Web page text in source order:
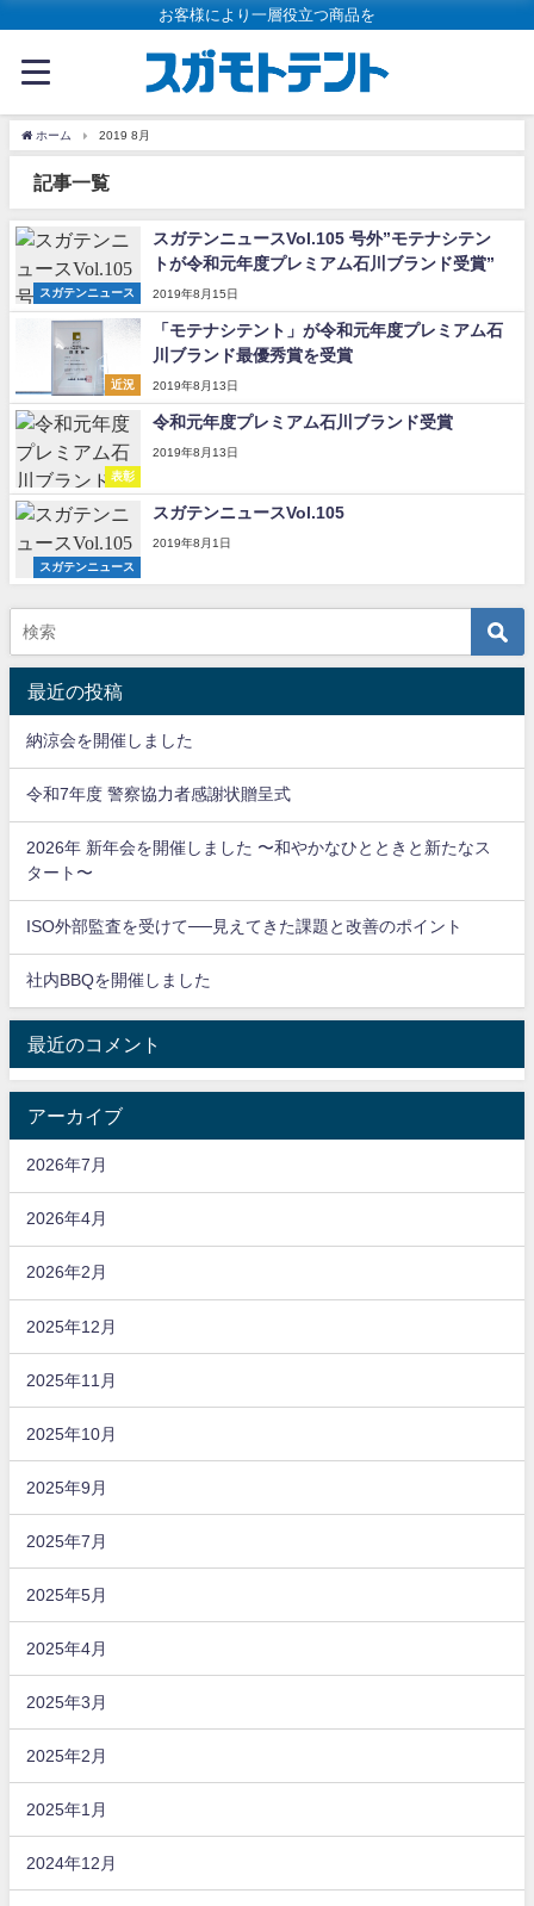
お客様により一層役立つ商品を
ホーム 2019 8月
記事一覧
スガテンニュース
スガテンニュースVol.105 号外”モテナシテン
トが令和元年度プレミアム石川ブランド受賞”
2019年8月15日
近況
「モテナシテント」が令和元年度プレミアム石
川ブランド最優秀賞を受賞
2019年8月13日
表彰
令和元年度プレミアム石川ブランド受賞
2019年8月13日
スガテンニュース
スガテンニュースVol.105
2019年8月1日
最近の投稿
納涼会を開催しました
令和7年度 警察協力者感謝状贈呈式
2026年 新年会を開催しました 〜和やかなひとときと新たなス
タート〜
ISO外部監査を受けて──見えてきた課題と改善のポイント
社内BBQを開催しました
最近のコメント
アーカイブ
2026年7月
2026年4月
2026年2月
2025年12月
2025年11月
2025年10月
2025年9月
2025年7月
2025年5月
2025年4月
2025年3月
2025年2月
2025年1月
2024年12月